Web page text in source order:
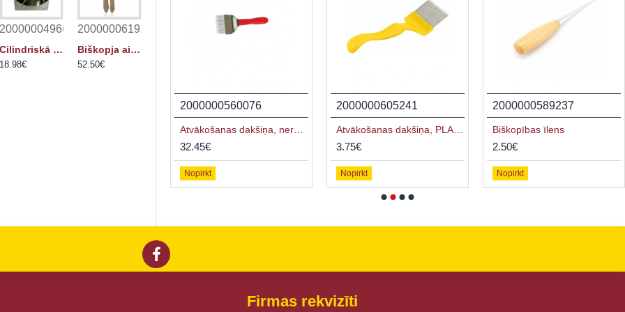
2000000496627
Cilindriskā sieta statīvs
18.98€
2000000619125
Biškopja aizsargtērps SAF (SN_6059XL)
52.50€
2000000560076
32.45€
Nopirkt
2000000605241
3.75€
Nopirkt
2000000589237
Biškopības īlens
2.50€
Nopirkt
Firmas rekvizīti